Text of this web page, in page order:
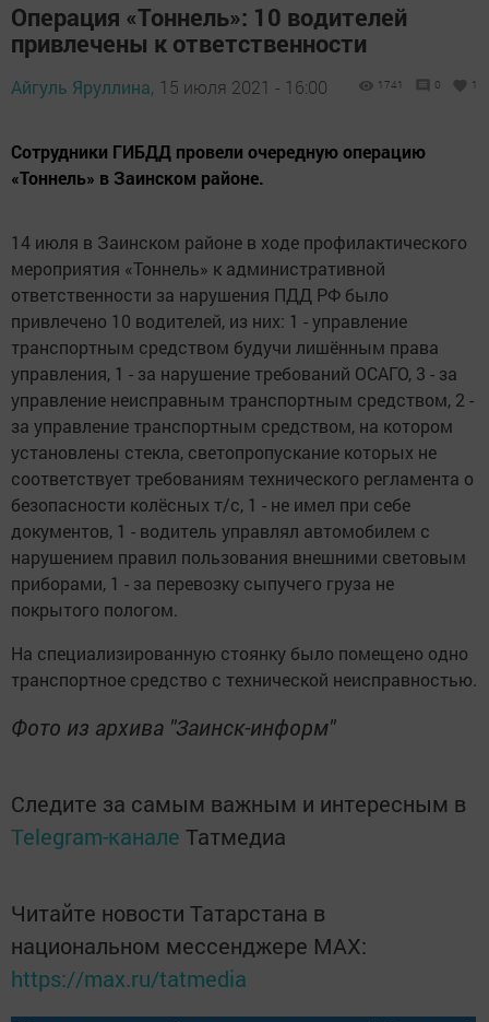
Операция «Тоннель»: 10 водителей
привлечены к ответственности
Айгуль Яруллина, 15 июля 2021 - 16:00 1741 0 1
Сотрудники ГИБДД провели очередную операцию
«Тоннель» в Заинском районе.
14 июля в Заинском районе в ходе профилактического
мероприятия «Тоннель» к административной
ответственности за нарушения ПДД РФ было
привлечено 10 водителей, из них: 1 - управление
транспортным средством будучи лишённым права
управления, 1 - за нарушение требований ОСАГО, 3 - за
управление неисправным транспортным средством, 2 -
за управление транспортным средством, на котором
установлены стекла, светопропускание которых не
соответствует требованиям технического регламента о
безопасности колёсных т/с, 1 - не имел при себе
документов, 1 - водитель управлял автомобилем с
нарушением правил пользования внешними световым
приборами, 1 - за перевозку сыпучего груза не
покрытого пологом.
На специализированную стоянку было помещено одно
транспортное средство с технической неисправностью.
Фото из архива "Заинск-информ"
Следите за самым важным и интересным в
Telegram-канале Татмедиа
Читайте новости Татарстана в
национальном мессенджере MАХ:
https://max.ru/tatmedia